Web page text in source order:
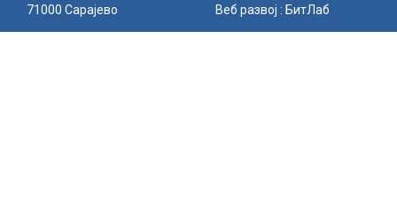
71000 Сарајево
Веб развој : БитЛаб